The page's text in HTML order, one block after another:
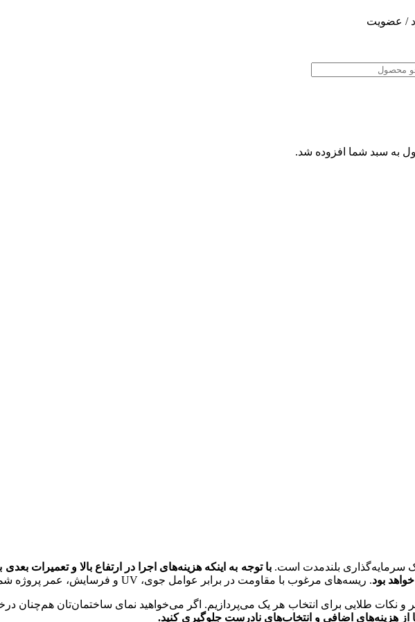
/ عضویت
به سبد شما افزوده شد.
یک سرمایه‌گذاری بلندمدت است.با توجه به اینکه هزینه‌های اجرا در ارتفاع بالا و تعمیرات
بود. ریسه‌های مرغوب با مقاومت در برابر عوامل جوی، UV و فرسایش، عمر پروژه شما را تضمین می‌کند.
و نکات طلایی برای انتخاب هر یک می‌پردازیم. اگر می‌خواهید نمای ساختمان‌تان هم‌چنان
از هزینه‌های اضافی و انتخاب‌های نادرست جلوگیری کنید.